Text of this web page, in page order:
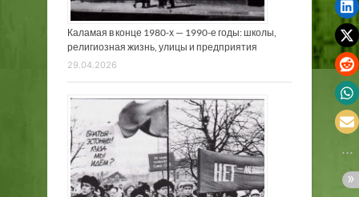
Каламая в конце 1980-х — 1990-е годы: школы,
религиозная жизнь, улицы и предприятия
29.04.2026